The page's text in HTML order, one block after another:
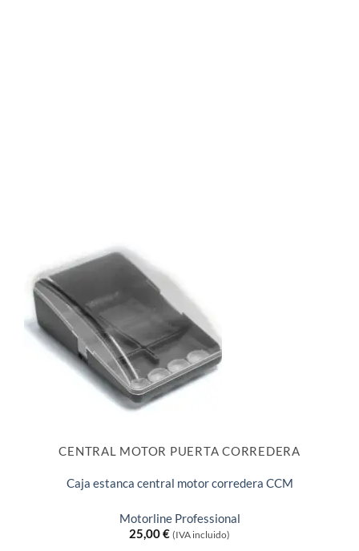
CENTRAL MOTOR PUERTA CORREDERA
Caja estanca central motor corredera CCM
Motorline Professional
25,00€ (IVA incluido)